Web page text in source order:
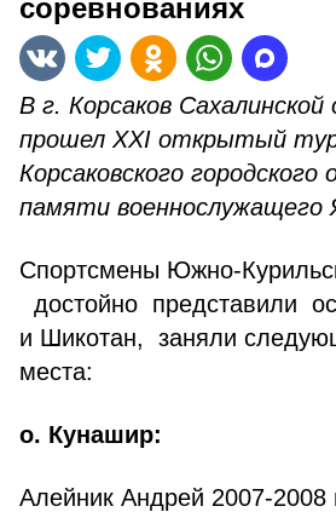
соревнованиях
В г. Корсаков Сахалинской
прошел XXI открытый
Корсаковского городского
памяти военнослужащего
Спортсмены Южно-
достойно представили
и Шикотан, заняли
места:
о. Кунашир:
Алейник Андрей 2007-2008